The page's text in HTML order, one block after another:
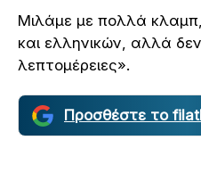
Μιλάμε με πολλά
και ελληνικών, αλλά
λεπτομέρειες».
Προσθέστε το